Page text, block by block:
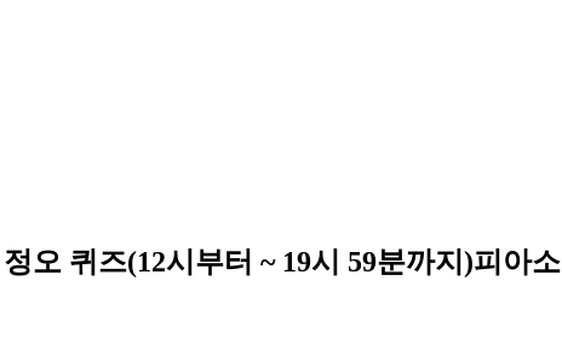
오 퀴즈(12시부터 ~ 19시 59분까지)피아소